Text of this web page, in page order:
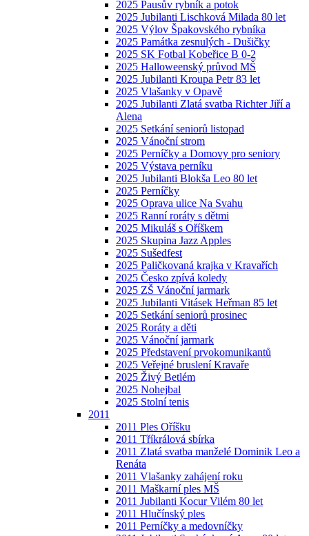
2025 Pausův rybník a potok
2025 Jubilanti Lischková Milada 80 let
2025 Výlov Špakovského rybníka
2025 Památka zesnulých - Dušičky
2025 SK Fotbal Kobeřice B 0-2
2025 Halloweenský průvod MŠ
2025 Jubilanti Kroupa Petr 83 let
2025 Vlašanky v Opavě
2025 Jubilanti Zlatá svatba Richter Jiří a
Alena
2025 Setkání seniorů listopad
2025 Vánoční strom
2025 Perníčky a Domovy pro seniory
2025 Výstava perníku
2025 Jubilanti Blokša Leo 80 let
2025 Perníčky
2025 Oprava ulice Na Svahu
2025 Ranní roráty s dětmi
2025 Mikuláš s Oříškem
2025 Skupina Jazz Apples
2025 Sušedfest
2025 Paličkovaná krajka v Kravařích
2025 Česko zpívá koledy
2025 ZŠ Vánoční jarmark
2025 Jubilanti Vitásek Heřman 85 let
2025 Setkání seniorů prosinec
2025 Roráty a děti
2025 Vánoční jarmark
2025 Představení prvokomunikantů
2025 Veřejné bruslení Kravaře
2025 Živý Betlém
2025 Nohejbal
2025 Stolní tenis
2011
2011 Ples Oříšku
2011 Tříkrálová sbírka
2011 Zlatá svatba manželé Dominik Leo a
Renáta
2011 Vlašanky zahájení roku
2011 Maškarní ples MŠ
2011 Jubilanti Kocur Vilém 80 let
2011 Hlučínský ples
2011 Perníčky a medovníčky